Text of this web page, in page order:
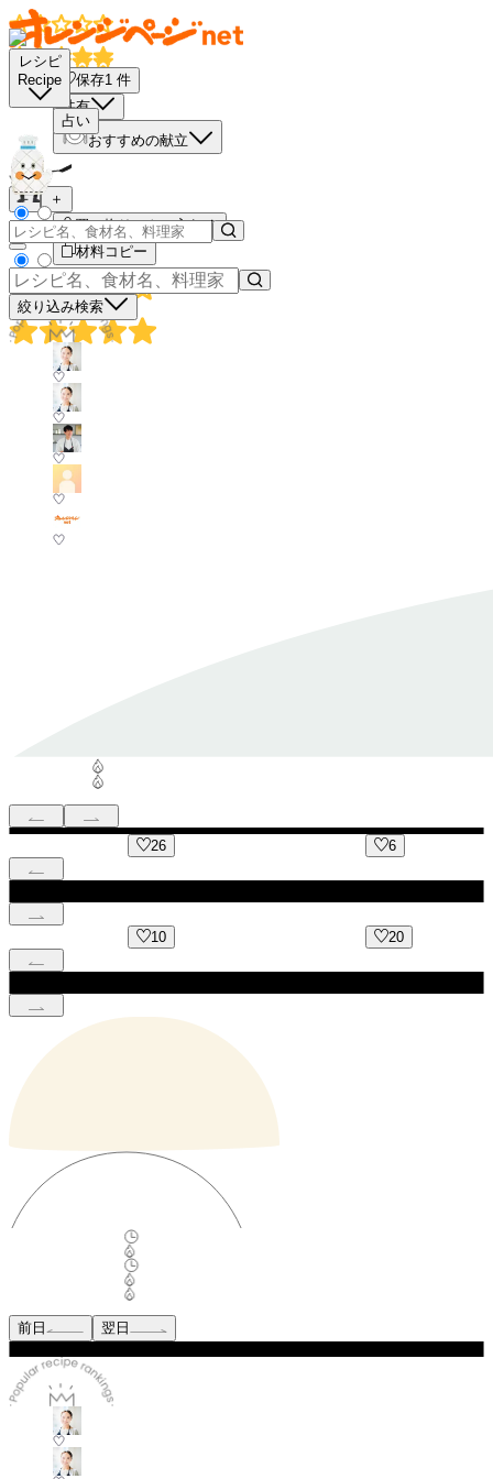
レシピ
Recipe
占い
絞り込み検索
保存1 件
共有
おすすめの献立
－
＋
買い物リストに入れる
材料コピー
26 6
10 20
前日 翌日